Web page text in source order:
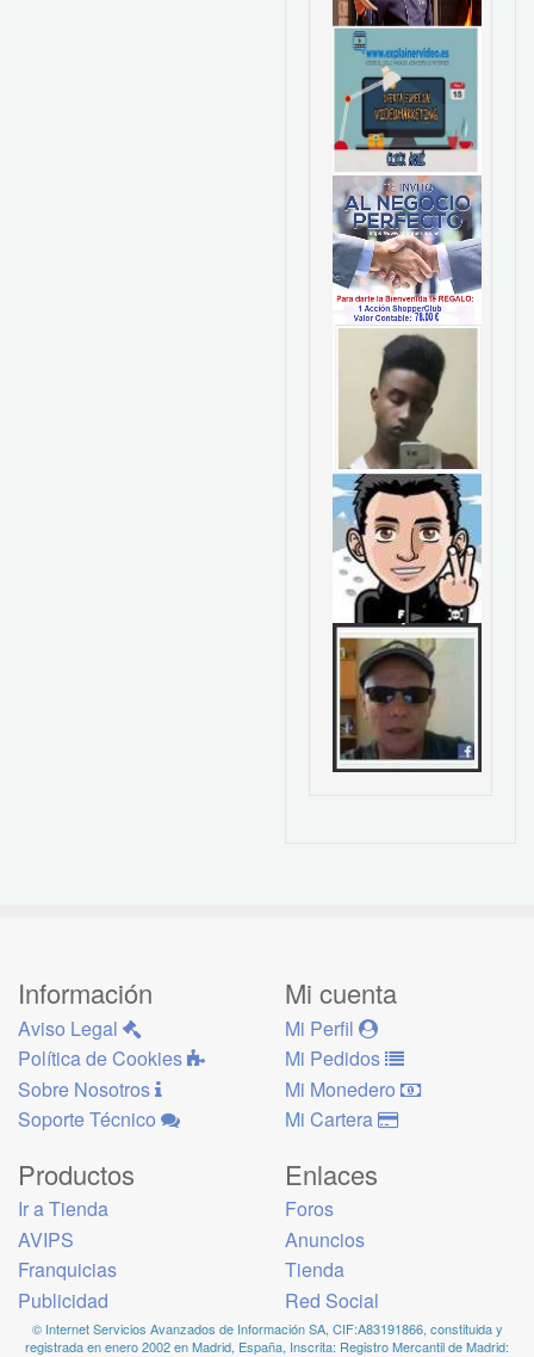
Información
Aviso Legal
Política de Cookies
Sobre Nosotros
Soporte Técnico
Mi cuenta
Mi Perfil
Mi Pedidos
Mi Monedero
Mi Cartera
Productos
Ir a Tienda
AVIPS
Franquicias
Publicidad
Enlaces
Foros
Anuncios
Tienda
Red Social
© Internet Servicios Avanzados de Información SA, CIF:A83191866, constituida y
registrada en enero 2002 en Madrid, España, Inscrita: Registro Mercantil de Madrid: